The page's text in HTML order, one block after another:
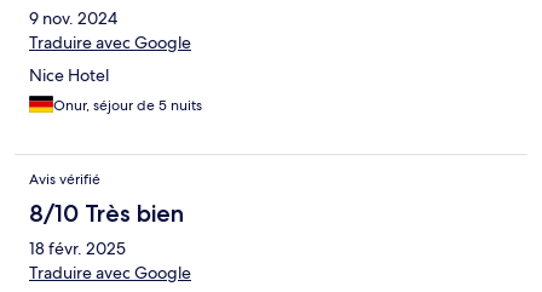
9 nov. 2024
Traduire avec Google
Nice Hotel
Onur, séjour de 5 nuits
Avis vérifié
8/10 Très bien
18 févr. 2025
Traduire avec Google